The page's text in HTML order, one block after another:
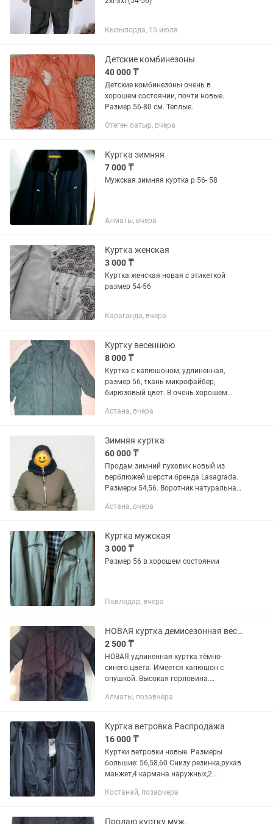
Кызылорда, 15 июля
Детские комбинезоны
40 000 ₸
Детские комбинезоны очень в
хорошем состоянии, почти новые.
Размер 56‐80 см. Теплые.
Отеген батыр, вчера
Куртка зимняя
7 000 ₸
Мужская зимняя куртка р.56- 58
Алматы, вчера
Куртка женская
3 000 ₸
Куртка женская новая с этикеткой
размер 54-56
Караганда, вчера
Куртку весеннюю
8 000 ₸
Куртка с капюшоном, удлиненная,
размер 56, ткань микрофайбер,
бирюзовый цвет. В очень хорошем
Астана, вчера
Зимняя куртка
60 000 ₸
Продам зимний пуховик новый из
верблюжей шерсти бренда Lasagrada.
Размеры 54,56. Воротник натуральная
Астана, вчера
Куртка мужская
3 000 ₸
Размер 56 в хорошем состоянии
Павлодар, вчера
НОВАЯ куртка демисезонная весна - осень
2 500 ₸
НОВАЯ удлиненная куртка тёмно-
синего цвета. Имеется капюшон с
опушкой. Высокая горловина.
искусственный мех. С этикетками. Цена
за...
Алматы, позавчера
Куртка ветровка Распродажа
16 000 ₸
Куртки ветровки новые. Размеры
большие: 56,58,60 Снизу резинка,рукав
манжет,4 кармана наружных,2
Одежда+Обувь,рядом с ТЦ Емшан
Костанай, позавчера
Продаю куртку муж.